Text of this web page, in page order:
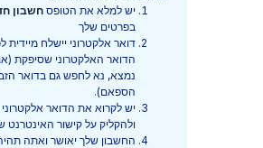
יש למלא את הטופס חשבון
בפרטים שלך
דואר אלקטרוני יישלח מיידית
הדואר האלקטרוני שסיפקת
נמצא, נא לחפש גם בדואר
הספאם).
יש לקרוא את הדואר
ולהקליק על קישור האינטרנט
החשבון שלך יאושר ואתה